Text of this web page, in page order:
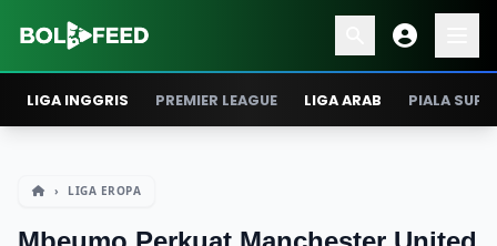
LIGA INGGRIS PREMIER LEAGUE LIGA ARAB PIALA
› LIGA EROPA